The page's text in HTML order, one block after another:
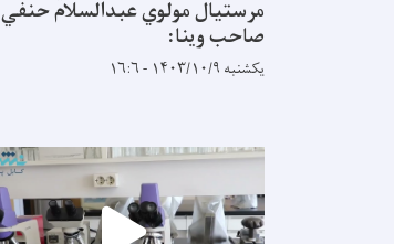
مرستیال مولوي عبدالسلام حنفي
صاحب وینا:
یکشنبه ۱۴۰۳/۱۰/۹ - ۱۶:۶